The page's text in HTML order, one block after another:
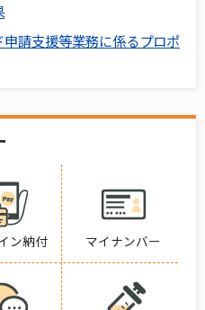
請支援等業務に係るプロポ
ン納付 マイナンバー